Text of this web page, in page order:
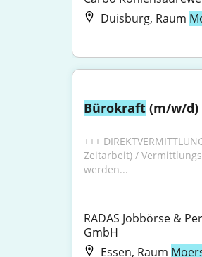
Duisburg, Raum
Bürokraft (m/w/
+++
Zeitarbeit) /
werden...
RADAS Jobbörse &
GmbH
Essen, Raum